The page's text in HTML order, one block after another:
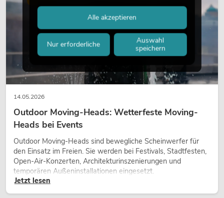
14.05.2026
Outdoor Moving-Heads: Wetterfeste Moving-
Heads bei Events
Outdoor Moving-Heads sind bewegliche Scheinwerfer für
den Einsatz im Freien. Sie werden bei Festivals, Stadtfesten,
Open-Air-Konzerten, Architekturinszenierungen und
temporären Außeninstallationen eingesetzt.
Jetzt lesen
Nur erforderliche
Auswahl
speichern
Alle akzeptieren